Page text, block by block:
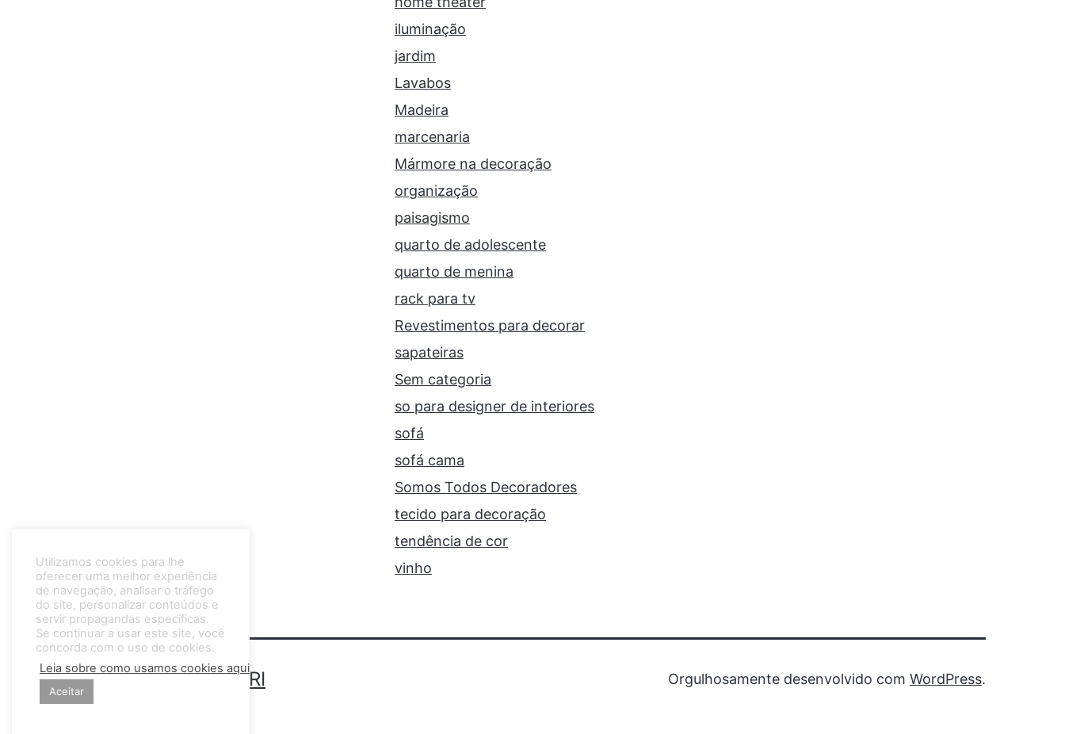
iluminação
jardim
Lavabos
Madeira
marcenaria
Mármore na decoração
organização
paisagismo
quarto de adolescente
quarto de menina
rack para tv
Revestimentos para decorar
sapateiras
Sem categoria
so para designer de interiores
sofá
sofá cama
Somos Todos Decoradores
tecido para decoração
tendência de cor
vinho
CINTHIA LIBERATORI Orgulhosamente desenvolvido com WordPress.
Utilizamos cookies para lhe
oferecer uma melhor experiência
de navegação, analisar o tráfego
do site, personalizar conteúdos e
servir propagandas específicas.
Se continuar a usar este site, você
concorda com o uso de cookies.
Leia sobre como usamos cookies aqui.
Aceitar